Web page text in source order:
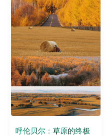
呼伦贝尔：草原的终极